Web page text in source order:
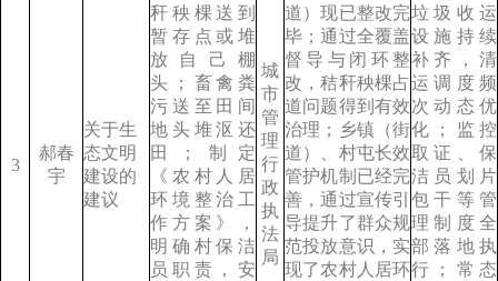
3
郝春
宇
关于生
态文明
建设的
建议
秆秧棵送到
暂存点或堆
放自己棚
头；畜禽粪
污送至田间
地头堆沤还
田；制定
《农村人居
环境整治工
作方案》，
明确村保洁
员职责，安
城
市
管
理
行
政
执
法
局
道）现已整改完
毕；通过全覆盖
督导与闭环整
改，秸秆秧棵占
道问题得到有效
治理；乡镇（街
道）、村屯长效
管护机制已经完
善，通过宣传引
导提升了群众规
范投放意识，实
现了农村人居环
垃圾收运
设施持续
补齐，清
运调度频
次动态优
化；监控
取证、保
洁员划片
包干等管
理制度全
部落地执
行；常态